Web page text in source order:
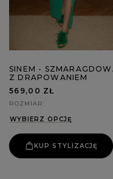
SINEM -
Z DRAPOWANIEM
569,00 ZŁ
ROZMIAR
WYBIERZ OPCJĘ
KUP STYLIZACJĘ